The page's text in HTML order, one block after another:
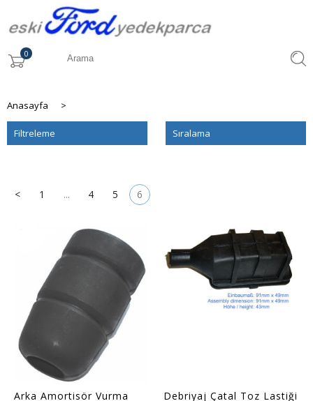
0
Anasayfa >
Filtreleme Sıralama
< 1 ... 4 5 6
Arka Amortisör Vurma
Debriyaj Çatal Toz Lastiği